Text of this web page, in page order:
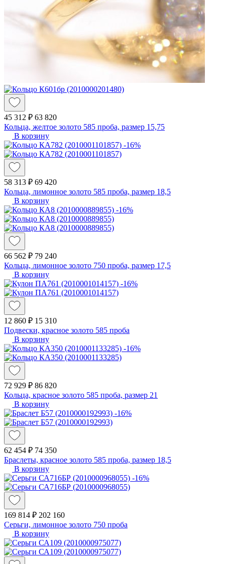
45 312 ₽ 63 820
Кольца, желтое золото 585 проба, размер 15,75
В корзину
-16%
58 313 ₽ 69 420
Кольца, лимонное золото 585 проба, размер 18,5
В корзину
-16%
66 562 ₽ 79 240
Кольца, лимонное золото 750 проба, размер 17,5
В корзину
-16%
12 860 ₽ 15 310
Подвески, красное золото 585 проба
В корзину
-16%
72 929 ₽ 86 820
Кольца, красное золото 585 проба, размер 21
В корзину
-16%
62 454 ₽ 74 350
Браслеты, красное золото 585 проба, размер 18,5
В корзину
-16%
169 814 ₽ 202 160
Серьги, лимонное золото 750 проба
В корзину